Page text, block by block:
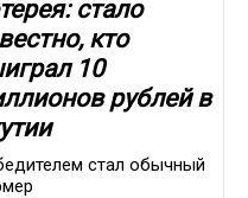
стало
кто
10
рублей в
стал обычный